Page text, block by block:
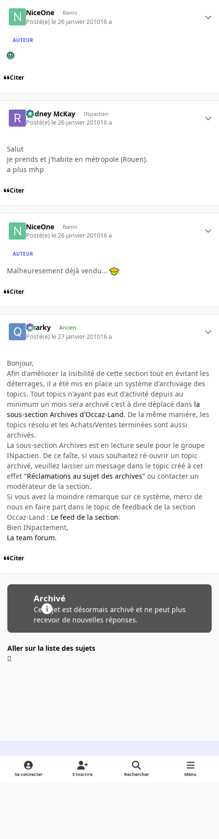
NiceOne Banni
Posté(e) le 26 janvier 201016 a
AUTEUR
Citer
Rodney McKay INpactien
Posté(e) le 26 janvier 201016 a
Salut
Je prends et j'habite en métropole (Rouen).
a plus mhp
Citer
NiceOne Banni
Posté(e) le 26 janvier 201016 a
AUTEUR
Malheuresement déjà vendu...
Citer
Quarky Ancien
Posté(e) le 27 janvier 201016 a
Bonjour,
Afin d'améliorer la lisibilité de cette section tout en évitant les
déterrages, il a été mis en place un système d'archivage des
topics. Tout topics n'ayant pas eut d'activité depuis au
minimum un mois sera archivé c'est à dire déplacé dans la
sous-section Archives d'Occaz-Land. De la même maniére, les
topics résolu et les Achats/Ventes terminées sont aussi
archivés.
La sous-section Archives est en lecture seule pour le groupe
INpactien. De ce faîte, si vous souhaitez ré-ouvrir un topic
archivé, veuillez laisser un message dans le topic créé à cet
effet "Réclamations au sujet des archives" ou contacter un
modérateur de la section.
Si vous avez la moindre remarque sur ce système, merci de
nous en faire part dans le topic de feedback de la section
Occaz-Land : Le feed de la section.
Bien INpactement,
La team forum.
Citer
Archivé
Ce sujet est désormais archivé et ne peut plus
recevoir de nouvelles réponses.
Aller sur la liste des sujets
Light ModeDark ModeSystem Preference
Se connecter S’inscrire Rechercher Menu